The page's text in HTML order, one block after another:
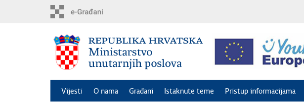
Vijesti O nama Građani Istaknute teme Pristup informacijama